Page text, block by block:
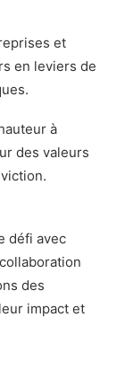
et
en leviers de
à
des valeurs
défi avec
des
impact et